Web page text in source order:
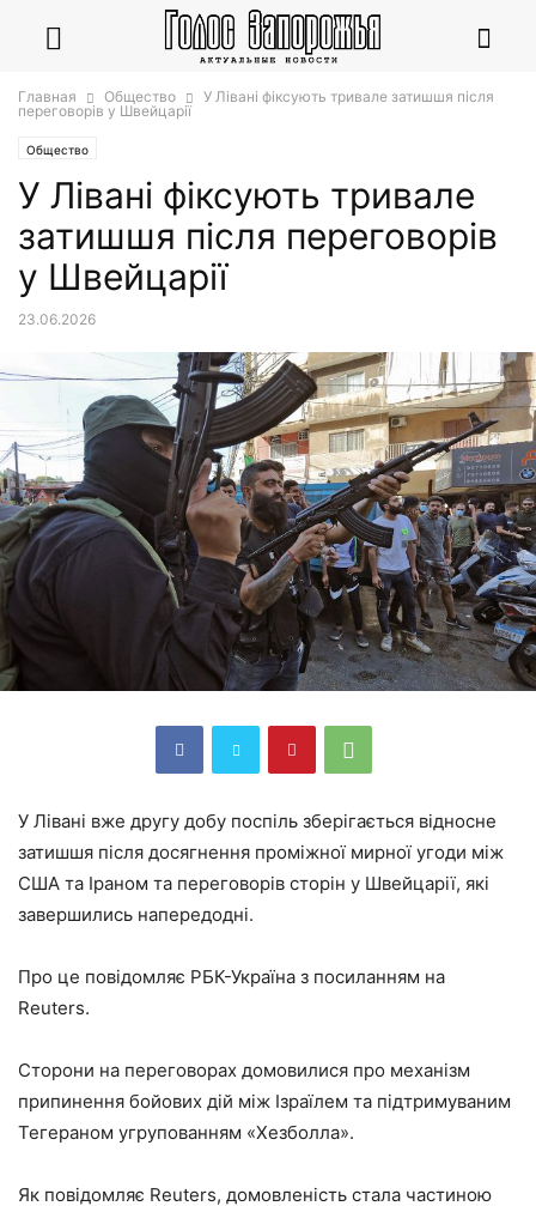
Главная Общество
У Лівані фіксують тривале затишшя після
переговорів у Швейцарії
Общество
У Лівані фіксують тривале
затишшя після переговорів
у Швейцарії
23.06.2026
У Лівані вже другу добу поспіль зберігається відносне
затишшя після досягнення проміжної мирної угоди між
США та Іраном та переговорів сторін у Швейцарії, які
завершились напередодні.
Про це повідомляє РБК-Україна з посиланням на
Reuters.
Сторони на переговорах домовилися про механізм
припинення бойових дій між Ізраїлем та підтримуваним
Тегераном угрупованням «Хезболла».
Як повідомляє Reuters, домовленість стала частиною